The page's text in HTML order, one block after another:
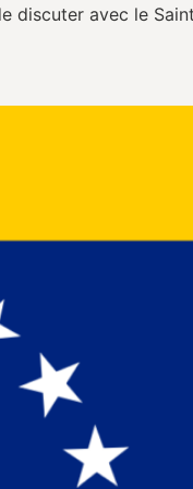
discuter avec le